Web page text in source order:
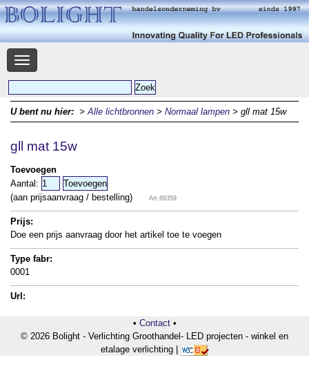
Navigatie
U bent nu hier: >Alle lichtbronnen > Normaal lampen > gll mat 15w
gll mat 15w
Toevoegen
Aantal:
(aan prijsaanvraag / bestelling)
Art.69359
Prijs:
Doe een prijs aanvraag door het artikel toe te voegen
Type fabr:
0001
Url:
• Contact•
© 2026 Bolight - Verlichting Groothandel- LED projecten - winkel en
etalage verlichting |